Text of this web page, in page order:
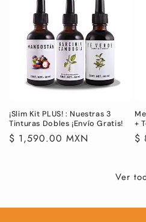
¡Slim Kit PLUS! : Nuestras 3
Tinturas Dobles ¡Envío Gratis!
Precio
$ 1,590.00 MXN
+
$
Ver